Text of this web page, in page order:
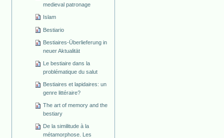
medieval patronage
Islam
Bestiario
Bestiaires-Überlieferung in
neuer Aktualität
Le bestiaire dans la
problématique du salut
Bestiaires et lapidaires: un
genre littéraire?
The art of memory and the
bestiary
De la similitude à la
métamorphose. Les